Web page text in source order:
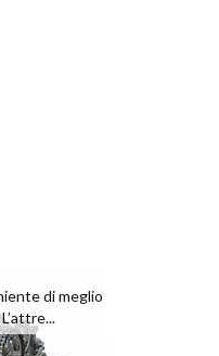
di meglio